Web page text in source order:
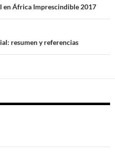
en África Imprescindible 2017
resumen y referencias